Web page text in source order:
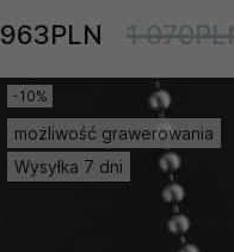
963PLN
1
-10%
możliwość grawerowania
Wysyłka 7 dni